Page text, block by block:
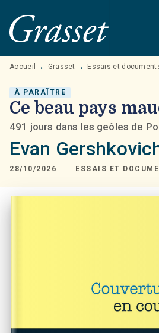
MENU RECHERCHE
PIED DE PAGE
Accueil • Grasset • Essais et
À PARAÎTRE
Ce beau pays
491 jours dans les geôles de
Evan
28/10/2026 ESSAIS ET